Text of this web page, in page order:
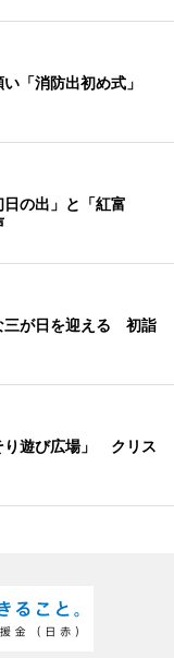
い「消防出初め式」
の出」と「紅富
三が日を迎える 初詣
り遊び広場」 クリス